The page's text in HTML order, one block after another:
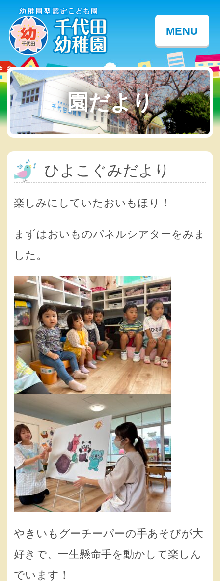
MENU
園だより
ひよこぐみだより
楽しみにしていたおいもほり！
まずはおいものパネルシアターをみま
した。
やきいもグーチーパーの手あそびが大
好きで、一生懸命手を動かして楽しん
でいます！